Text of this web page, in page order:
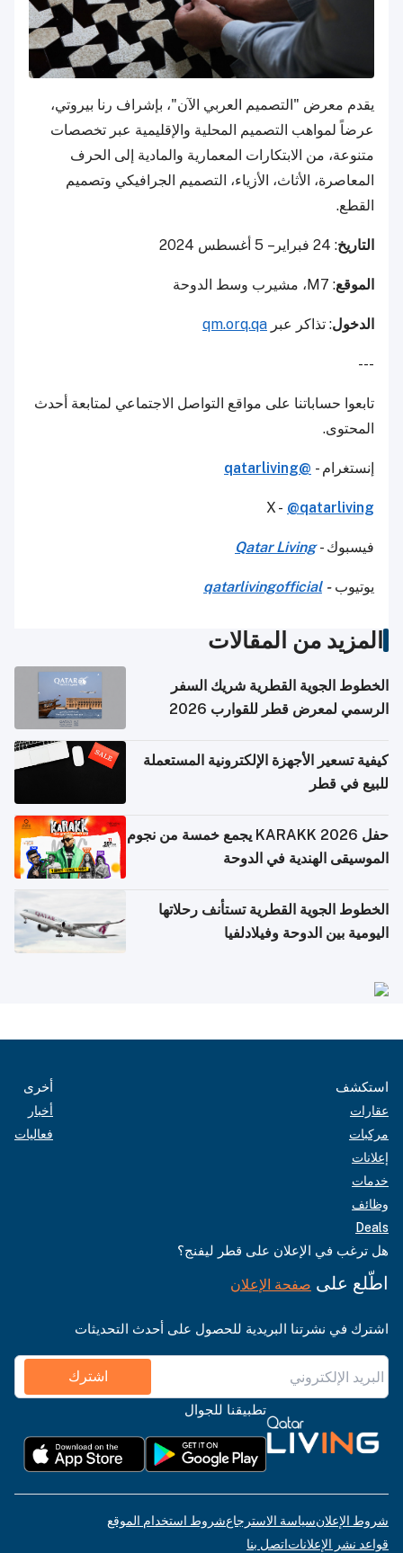
يقدم معرض "التصميم العربي الآن"، بإشراف رنا بيروتي،
عرضاً لمواهب التصميم المحلية والإقليمية عبر تخصصات
متنوعة، من الابتكارات المعمارية والمادية إلى الحرف
المعاصرة، الأثاث، الأزياء، التصميم الجرافيكي وتصميم
القطع.
التاريخ: 24 فبراير – 5 أغسطس 2024
الموقع: M7، مشيرب وسط الدوحة
الدخول: تذاكر عبر qm.orq.qa
---
تابعوا حساباتنا على مواقع التواصل الاجتماعي لمتابعة أحدث
المحتوى.
إنستغرام - @qatarliving
X - @qatarliving
فيسبوك -Qatar Living
يوتيوب-
qatarlivingofficial
المزيد من المقالات
الخطوط الجوية القطرية شريك السفر
الرسمي لمعرض قطر للقوارب 2026
كيفية تسعير الأجهزة الإلكترونية المستعملة
للبيع في قطر
حفل KARAKK 2026 يجمع خمسة من نجوم
الموسيقى الهندية في الدوحة
الخطوط الجوية القطرية تستأنف رحلاتها
اليومية بين الدوحة وفيلادلفيا
استكشف
عقارات
مركبات
إعلانات
خدمات
وظائف
Deals
أخرى
أخبار
فعاليات
هل ترغب في الإعلان على قطر ليفنج؟
اطّلع على صفحة الإعلان
اشترك في نشرتنا البريدية للحصول على أحدث التحديثات
اشترك
تطبيقنا للجوال
شروط الإعلانسياسة الاسترجاعشروط استخدام الموقع
قواعد نشر الإعلاناتاتصل بنا